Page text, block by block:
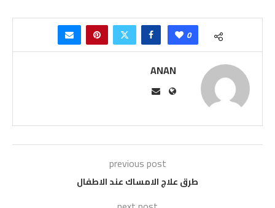
0
ANAN
previous post
طرق علاج الامساك عند الاطفال